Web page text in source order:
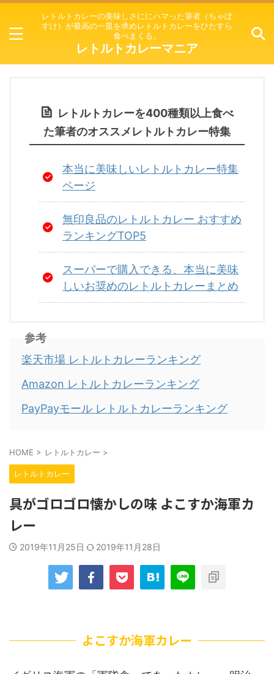
レトルトカレーの美味しさににハマった筆者（ちゃぼ
すけ）が最高の一皿を求めレトルトカレーをひたすら
食べまくる。
レトルトカレーマニア
レトルトカレーを400種類以上食べ
た筆者のオススメレトルトカレー特集
本当に美味しいレトルトカレー特集
ページ
無印良品のレトルトカレー おすすめ
ランキングTOP5
スーパーで購入できる、本当に美味
しいお奨めのレトルトカレーまとめ
参考
楽天市場 レトルトカレーランキング
Amazon レトルトカレーランキング
PayPayモール レトルトカレーランキング
HOME > レトルトカレー >
レトルトカレー
具がゴロゴロ懐かしの味 よこすか海軍カ
レー
2019年11月25日 2019年11月28日
よこすか海軍カレー